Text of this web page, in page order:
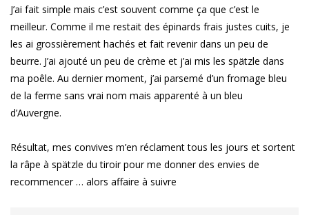
J’ai fait simple mais c’est souvent comme ça que c’est le
meilleur. Comme il me restait des épinards frais justes cuits, je
les ai grossièrement hachés et fait revenir dans un peu de
beurre. J’ai ajouté un peu de crème et j’ai mis les spätzle dans
ma poêle. Au dernier moment, j’ai parsemé d’un fromage bleu
de la ferme sans vrai nom mais apparenté à un bleu
d’Auvergne.
Résultat, mes convives m’en réclament tous les jours et sortent
la râpe à spätzle du tiroir pour me donner des envies de
recommencer … alors affaire à suivre